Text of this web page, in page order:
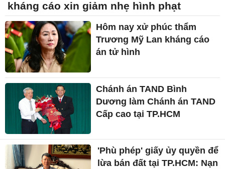
kháng cáo xin giảm nhẹ hình phạt
Hôm nay xử phúc thẩm
Trương Mỹ Lan kháng cáo
án tử hình
Chánh án TAND Bình
Dương làm Chánh án TAND
Cấp cao tại TP.HCM
'Phù phép' giấy ủy quyền để
lừa bán đất tại TP.HCM: Nạn